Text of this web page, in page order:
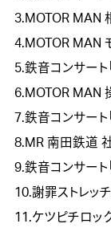
3.MOTOR MAN
4.MOTOR MAN
5.鉄音コンサート
6.MOTOR MAN
7.鉄音コンサート
8.MR 南田鉄道
9.鉄音コンサート
10.謝罪ストレッ
11.ケツピチロッ